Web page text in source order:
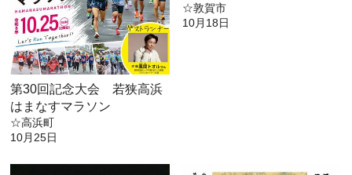
第30回記念大会 若狭高浜
はまなすマラソン
☆高浜町
10月25日
☆敦賀市
10月18日